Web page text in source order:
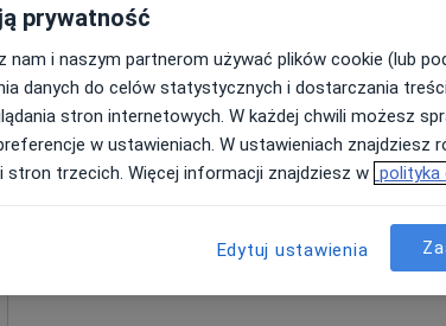
Dziś
9 Sie
Jutro
10 Sie
Wt,
11 Sie
Śr,
12 Sie
Umawianie online nie jest dostępne
prywatność
nam i naszym partnerom używać plików cookie (lub
danych do celów statystycznych i dostarczania
stron internetowych. W każdej chwili możesz
w ustawieniach. W ustawieniach znajdziesz
stron trzecich. Więcej informacji znajdziesz w polityka
Edytuj ustawienia